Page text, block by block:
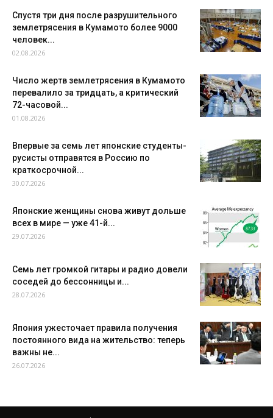
Спустя три дня после разрушительного
землетрясения в Кумамото более 9000
человек...
02.08.2026
Число жертв землетрясения в Кумамото
перевалило за тридцать, а критический
72-часовой...
01.08.2026
Впервые за семь лет японские студенты-
русисты отправятся в Россию по
краткосрочной...
30.07.2026
Японские женщины снова живут дольше
всех в мире — уже 41-й...
29.07.2026
Семь лет громкой гитары и радио довели
соседей до бессонницы и...
28.07.2026
Япония ужесточает правила получения
постоянного вида на жительство: теперь
важны не...
26.07.2026